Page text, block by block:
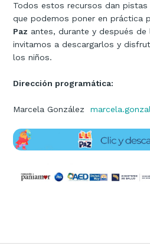
Todos estos recursos dan
que podemos poner en práctica
Paz antes, durante y después
invitamos a descargarlos y
los niños.
Dirección programática:
Marcela González